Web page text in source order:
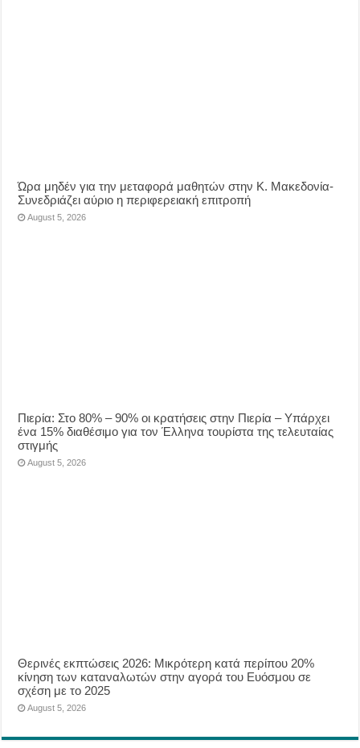
Ώρα μηδέν για την μεταφορά μαθητών στην Κ. Μακεδονία-
Συνεδριάζει αύριο η περιφερειακή επιτροπή
August 5, 2026
Πιερία: Στο 80% – 90% οι κρατήσεις στην Πιερία – Υπάρχει
ένα 15% διαθέσιμο για τον Έλληνα τουρίστα της τελευταίας
στιγμής
August 5, 2026
Θερινές εκπτώσεις 2026: Μικρότερη κατά περίπου 20%
κίνηση των καταναλωτών στην αγορά του Ευόσμου σε
σχέση με το 2025
August 5, 2026